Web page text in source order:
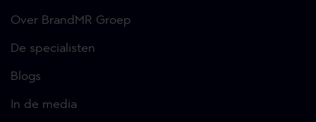
Over BrandMR Groep
De specialisten
Blogs
In de media